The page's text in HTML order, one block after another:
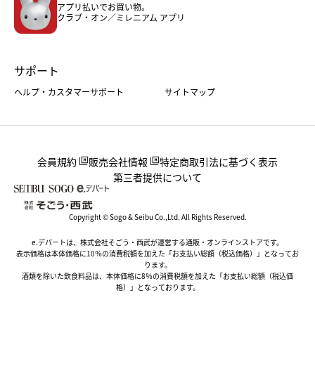
ホーム・キッチン＆アート
アプリ払いでお買い物。
クラブ・オン／ミレニアム アプリ
サポート
ヘルプ・カスタマーサポート サイトマップ
会員規約 販売会社情報
特定商取引法に基づく表示
第三者提供について
Copyright © Sogo & Seibu Co.,Ltd. All Rights Reserved.
e.デパートは、株式会社そごう・西武が運営する通販・オンラインストアです。
表示価格は本体価格に10％の消費税額を加えた「お支払い総額（税込価格）」となってお
ります。
酒類を除いた飲食料品は、本体価格に8％の消費税額を加えた「お支払い総額（税込価
格）」となっております。